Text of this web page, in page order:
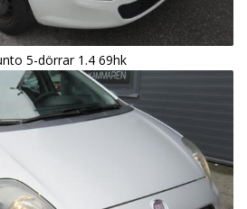
5-dörrar 1.4 69hk